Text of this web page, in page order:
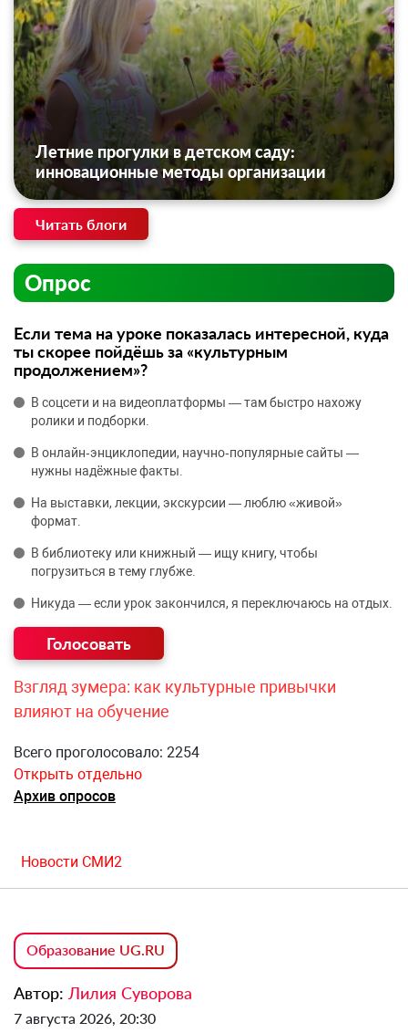
Летние прогулки в детском саду:
инновационные методы организации
Читать блоги
Опрос
Если тема на уроке показалась интересной, куда
ты скорее пойдёшь за «культурным
продолжением»?
В соцсети и на видеоплатформы — там быстро нахожу
ролики и подборки.
В онлайн‑энциклопедии, научно‑популярные сайты —
нужны надёжные факты.
На выставки, лекции, экскурсии — люблю «живой»
формат.
В библиотеку или книжный — ищу книгу, чтобы
погрузиться в тему глубже.
Никуда — если урок закончился, я переключаюсь на отдых.
Взгляд зумера: как культурные привычки
влияют на обучение
Всего проголосовало: 2254
Открыть отдельно
Архив опросов
Новости СМИ2
Образование UG.RU
Автор: Лилия Суворова
7 августа 2026, 20:30